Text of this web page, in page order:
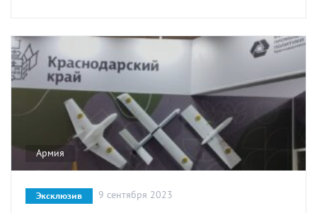
Армия
Эксклюзив 9 сентября 2023